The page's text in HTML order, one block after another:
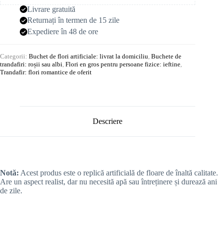
Livrare gratuită
Returnați în termen de 15 zile
Expediere în 48 de ore
Categorii: Buchet de flori artificiale: livrat la domiciliu, Buchete de
trandafiri: roșii sau albi, Flori en gros pentru persoane fizice: ieftine,
Trandafir: flori romantice de oferit
Descriere
Notă: Acest produs este o replică artificială de floare de înaltă calitate.
Are un aspect realist, dar nu necesită apă sau întreținere și durează ani
de zile.